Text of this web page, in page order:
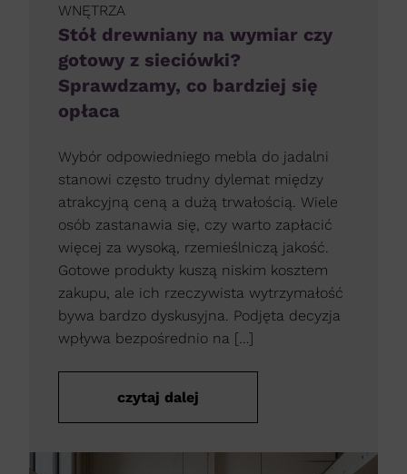
WNĘTRZA
Stół drewniany na wymiar czy
gotowy z sieciówki?
Sprawdzamy, co bardziej się
opłaca
Wybór odpowiedniego mebla do jadalni
stanowi często trudny dylemat między
atrakcyjną ceną a dużą trwałością. Wiele
osób zastanawia się, czy warto zapłacić
więcej za wysoką, rzemieślniczą jakość.
Gotowe produkty kuszą niskim kosztem
zakupu, ale ich rzeczywista wytrzymałość
bywa bardzo dyskusyjna. Podjęta decyzja
wpływa bezpośrednio na […]
czytaj dalej